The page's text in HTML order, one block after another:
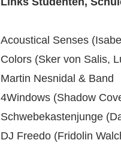
Acoustical Senses
Colors (Sker von Salis,
Martin Nesnidal & Band
4Windows (Shadow
Schwebekastenjunge
DJ Freedo (Fridolin